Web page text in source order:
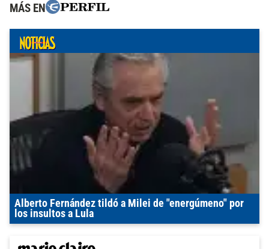
MÁS EN
Alberto Fernández tildó a Milei de "energúmeno" por
los insultos a Lula